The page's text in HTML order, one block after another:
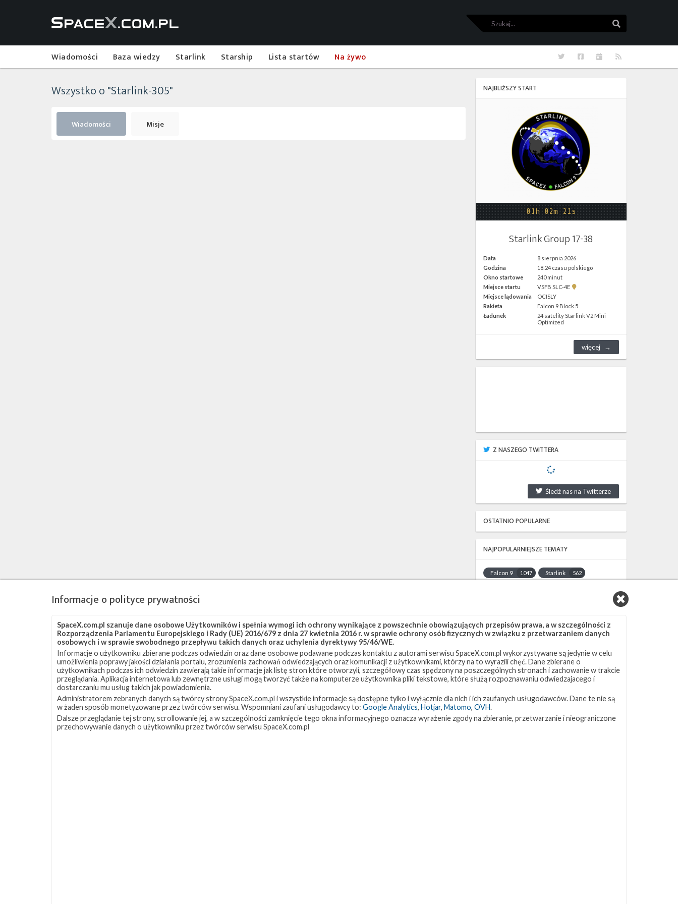
Szukaj
Wiadomości Baza wiedzy Starlink Starship Lista startów Na żywo RSS
Kalendarze
Facebook
Twitter
Wszystko o "Starlink-305"
Wiadomości Misje
NAJBLIŻSZY START
01h 02m 21s
Starlink Group 17-38
Data
8 sierpnia 2026
Godzina
18:24 czasu polskiego
Okno startowe
240 minut
Miejsce startu
VSFB SLC-4E
Pokaż
SLC-
4E w
Google
Miejsce lądowania
OCISLY
Rakieta
Falcon 9 Block 5
Ładunek
24 satelity Starlink V2 Mini
Optimized
więcej
Z NASZEGO TWITTERA
Śledź nas na Twitterze
OSTATNIO POPULARNE
NAJPOPULARNIEJSZE TEMATY
Falcon 9 1047 Starlink 562
JRTI 214 ASOG 182
Starship 107 Landing Zone 1 96
Loty załogowe 95 ISS 93
ZAPRZYJAŹNIONE STRONY
Kosmogadka
Informacje o polityce prywatności
SpaceX.com.pl szanuje dane osobowe Użytkowników i spełnia wymogi ich ochrony wynikające z powszechnie obowiązujących przepisów prawa, a w szczególności z
Rozporządzenia Parlamentu Europejskiego i Rady (UE) 2016/679 z dnia 27 kwietnia 2016 r. w sprawie ochrony osób fizycznych w związku z przetwarzaniem danych
osobowych i w sprawie swobodnego przepływu takich danych oraz uchylenia dyrektywy 95/46/WE.
Informacje o użytkowniku zbierane podczas odwiedzin oraz dane osobowe podawane podczas kontaktu z autorami serwisu SpaceX.com.pl wykorzystywane są jedynie w celu
umożliwienia poprawy jakości działania portalu, zrozumienia zachowań odwiedzających oraz komunikacji z użytkownikami, którzy na to wyrazili chęć. Dane zbierane o
użytkownikach podczas ich odwiedzin zawierają takie informacje jak listę stron które otworzyli, szczegółowy czas spędzony na poszczególnych stronach i zachowanie w trakcie
przeglądania. Aplikacja internetowa lub zewnętrzne usługi mogą tworzyć także na komputerze użytkownika pliki tekstowe, które służą rozpoznawaniu odwiedzajacego i
dostarczaniu mu usług takich jak powiadomienia.
Administratorem zebranych danych są twórcy strony SpaceX.com.pl i wszystkie informacje są dostępne tylko i wyłącznie dla nich i ich zaufanych usługodawców. Dane te nie są
w żaden sposób monetyzowane przez twórców serwisu. Wspomniani zaufani usługodawcy to: Google Analytics, Hotjar, Matomo, OVH.
Dalsze przeglądanie tej strony, scrollowanie jej, a w szczególności zamknięcie tego okna informacyjnego oznacza wyrażenie zgody na zbieranie, przetwarzanie i nieograniczone
przechowywanie danych o użytkowniku przez twórców serwisu SpaceX.com.pl